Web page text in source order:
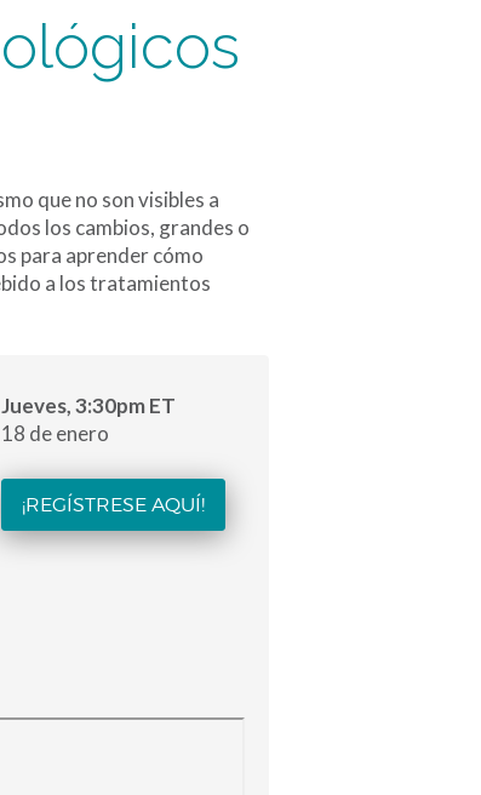
que no son visibles a
los cambios, grandes o
para aprender cómo
a los tratamientos
Jueves, 3:30pm ET
18 de enero
¡REGÍSTRESE AQUÍ!